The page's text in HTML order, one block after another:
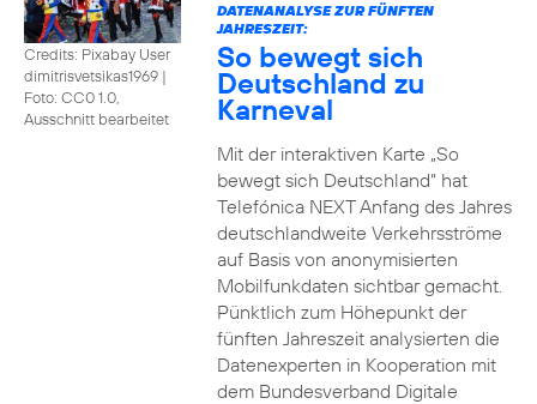
Credits: Pixabay User
dimitrisvetsikas1969 |
Foto: CC0 1.0,
Ausschnitt bearbeitet
DATENANALYSE ZUR FÜNFTEN
JAHRESZEIT:
So bewegt sich
Deutschland zu
Karneval
Mit der interaktiven Karte „So
bewegt sich Deutschland“ hat
Telefónica NEXT Anfang des Jahres
deutschlandweite Verkehrsströme
auf Basis von anonymisierten
Mobilfunkdaten sichtbar gemacht.
Pünktlich zum Höhepunkt der
fünften Jahreszeit analysierten die
Datenexperten in Kooperation mit
dem Bundesverband Digitale